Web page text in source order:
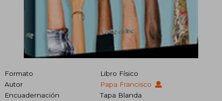
Formato
Libro Físico
Autor
Papa Francisco
Encuadernación
Tapa Blanda